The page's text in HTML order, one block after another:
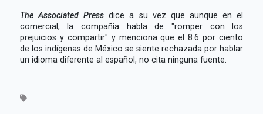
The Associated Press dice a su vez que aunque en el
comercial, la compañía habla de "romper con los
prejuicios y compartir" y menciona que el 8.6 por ciento
de los indígenas de México se siente rechazada por hablar
un idioma diferente al español, no cita ninguna fuente.